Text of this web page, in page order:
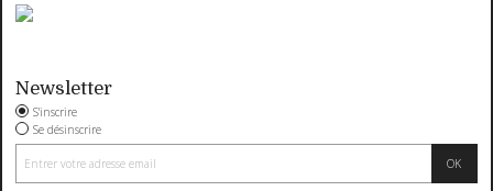
Newsletter
S'inscrire
Se désinscrire